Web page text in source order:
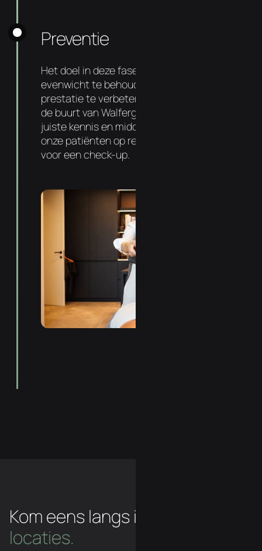
Preventie
Het doel in deze fase is om dit nieuwe
evenwicht te behouden, gezondheid en
prestatie te verbeteren. Uw chiropractor in
de buurt van Walfergem heeft hiervoor de
juiste kennis en middelen. Zo komt 72% van
onze patiënten op regelmatige basis langs
voor een check-up.
Kom eens langs in een van
locaties.